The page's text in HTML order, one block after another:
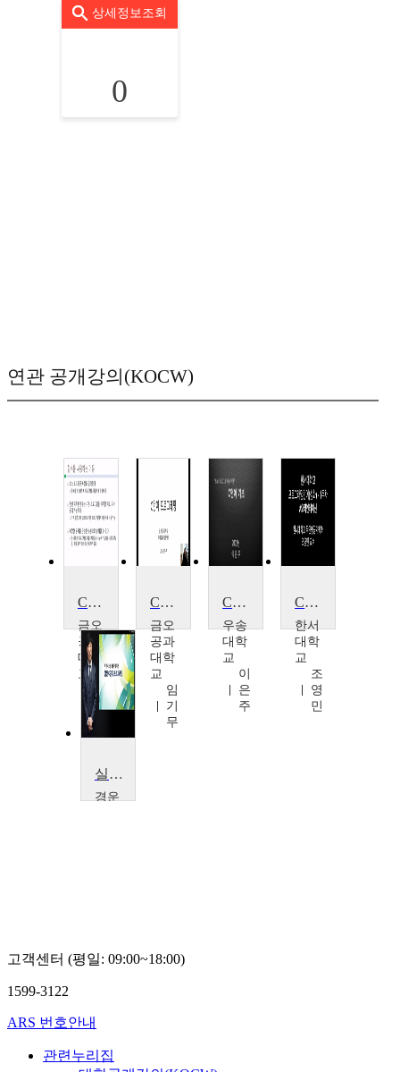
상세정보조회
0
연관 공개강의(KOCW)
C언어 응용 예제 실습
금오
공과
대학
교
이
용
C언어 프로그래밍
금오
공과
대학
교
임
기
무
C언어 기초
우송
대학
교
이
은
주
C프로그래밍언어(심화)
한서
대학
교
조
영
민
실전 C언어 프로그래밍
경운
고객센터 (평일: 09:00~18:00)
1599-3122
ARS 번호안내
관련누리집